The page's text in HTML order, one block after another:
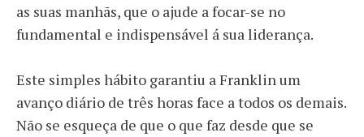
as suas manhãs, que o ajude a focar-se no
fundamental e indispensável á sua liderança.
Este simples hábito garantiu a Franklin um
avanço diário de três horas face a todos os demais.
Não se esqueça de que o que faz desde que se